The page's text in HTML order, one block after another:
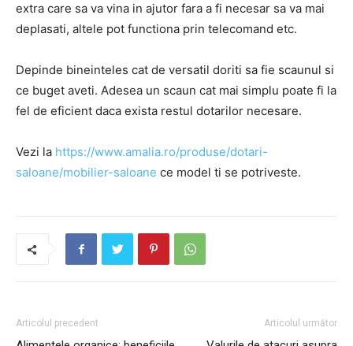
extra care sa va vina in ajutor fara a fi necesar sa va mai
deplasati, altele pot functiona prin telecomand etc.
Depinde bineinteles cat de versatil doriti sa fie scaunul si
ce buget aveti. Adesea un scaun cat mai simplu poate fi la
fel de eficient daca exista restul dotarilor necesare.
Vezi la https://www.amalia.ro/produse/dotari-
saloane/mobilier-saloane ce model ti se potriveste.
Articolul precedent Articolul următor